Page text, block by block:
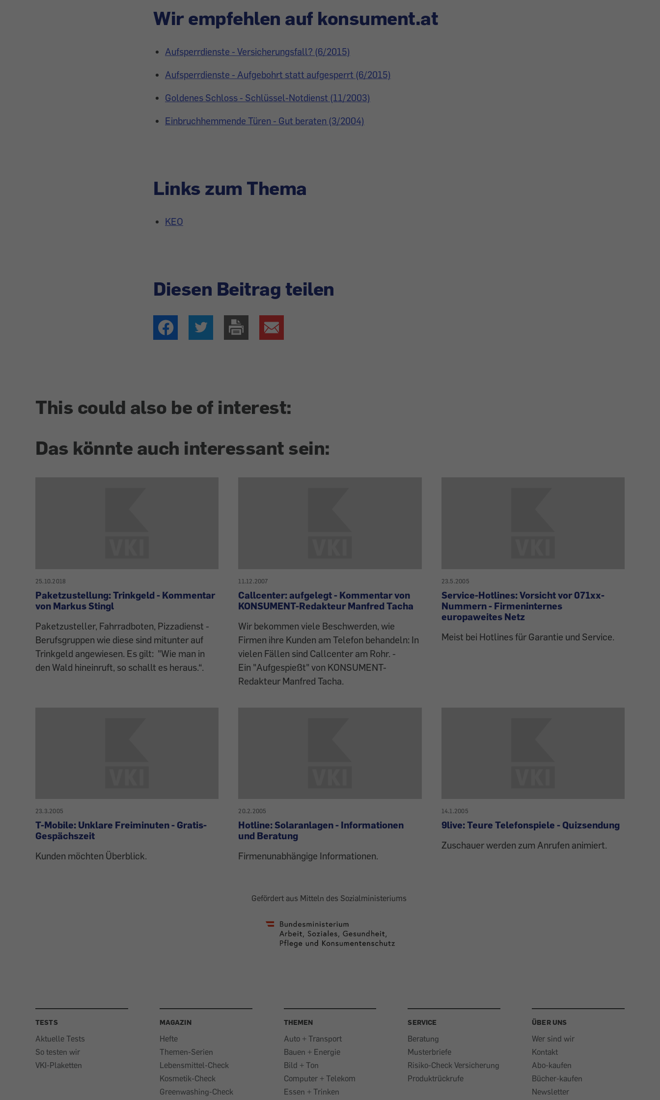
Wir empfehlen auf konsument.at
Aufsperrdienste - Versicherungsfall? (6/2015)
Aufsperrdienste - Aufgebohrt statt aufgesperrt (6/2015)
Goldenes Schloss - Schlüssel-Notdienst (11/2003)
Einbruchhemmende Türen - Gut beraten (3/2004)
Links zum Thema
KEO
Diesen Beitrag teilen
This could also be of interest:
Das könnte auch interessant sein:
25.10.2018
Paketzustellung: Trinkgeld - Kommentar
von Markus Stingl
Paketzusteller, Fahrradboten, Pizzadienst -
Berufsgruppen wie diese sind mitunter auf
Trinkgeld angewiesen. Es gilt: "Wie man in
den Wald hineinruft, so schallt es heraus.“.
11.12.2007
Callcenter: aufgelegt - Kommentar von
KONSUMENT-Redakteur Manfred Tacha
Wir bekommen viele Beschwerden, wie
Firmen ihre Kunden am Telefon behandeln: In
vielen Fällen sind Callcenter am Rohr. -
Ein "Aufgespießt" von KONSUMENT-
Redakteur Manfred Tacha.
23.5.2005
Service-Hotlines: Vorsicht vor 071xx-
Nummern - Firmeninternes
europaweites Netz
Meist bei Hotlines für Garantie und Service.
23.3.2005
T-Mobile: Unklare Freiminuten - Gratis-
Gespächszeit
Kunden möchten Überblick.
20.2.2005
Hotline: Solaranlagen - Informationen
und Beratung
Firmenunabhängige Informationen.
14.1.2005
9live: Teure Telefonspiele - Quizsendung
Zuschauer werden zum Anrufen animiert.
Gefördert aus Mitteln des Sozialministeriums
TESTS
Aktuelle Tests
So testen wir
VKI-Plaketten
MAGAZIN
Hefte
Themen-Serien
Lebensmittel-Check
Kosmetik-Check
Greenwashing-Check
THEMEN
Auto + Transport
Bauen + Energie
Bild + Ton
Computer + Telekom
Essen + Trinken
SERVICE
Beratung
Musterbriefe
Risiko-Check Versicherung
Produktrückrufe
ÜBER UNS
Wer sind wir
Kontakt
Abo-kaufen
Bücher-kaufen
Newsletter